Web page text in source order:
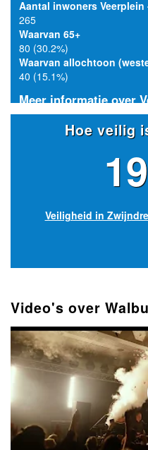
Aantal inwoners
265
Waarvan 65+
80 (30.2%)
Waarvan allochtoon
40 (15.1%)
Meer informatie over
Hoe veilig
Veiligheid in
Video's over